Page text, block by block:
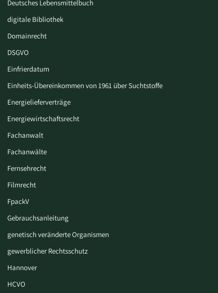
Deutsches Lebensmittelbuch
digitale Bibliothek
Domainrecht
DSGVO
Einfrierdatum
Einheits-Übereinkommen von 1961 über Suchtstoffe
Energielieferverträge
Energiewirtschaftsrecht
Fachanwalt
Fachanwälte
Fernsehrecht
Filmrecht
FpackV
Gebrauchsanleitung
genetisch veränderte Organismen
gewerblicher Rechtsschutz
Hannover
HCVO